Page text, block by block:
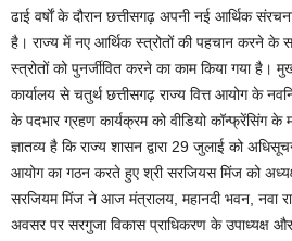
ढाई वर्षाें के दौरान छत्तीसगढ़ अपनी नई आर्थिक
है। राज्य में नए आर्थिक स्त्रोतों की पहचान करने के
स्त्रोतों को पुनर्जीवित करने का काम किया गया है।
कार्यालय से चतुर्थ छत्तीसगढ़ राज्य वित्त आयोग के
के पदभार ग्रहण कार्यक्रम को वीडियो कॉन्फ्रेंसिंग के
ज्ञातव्य है कि राज्य शासन द्वारा 29 जुलाई को
आयोग का गठन करते हुए श्री सरजियस मिंज को
सरजियम मिंज ने आज मंत्रालय, महानदी भवन, नवा
अवसर पर सरगुजा विकास प्राधिकरण के उपाध्यक्ष